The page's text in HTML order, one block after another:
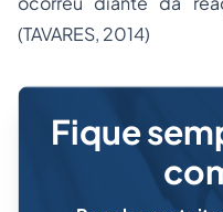
(TAVARES, 2014)
Fique